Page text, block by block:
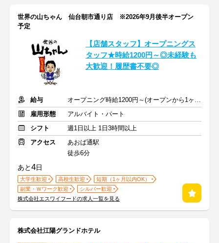
世界の山ちゃん 仙台朝市通り店 ※2026年9月後半オープン
予定
【店舗スタッフ】オープニングス
タッフ★時給1200円～◎未経験も
大歓迎！履歴書不要◎
給与
オープニング時給1200円～(オープンから1ヶ月)／通常時給1100円
雇用形態
アルバイト・パート
シフト
週1日以上 1日3時間以上
アクセス
あおば通駅
徒歩6分
あと4日
大学生歓迎 高校生歓迎
短期（1ヶ月以内OK）
副業・Ｗワーク歓迎
シルバー歓迎
株式会社エスワイフードの求人一覧を見る
株式会社江陽グランドホテル